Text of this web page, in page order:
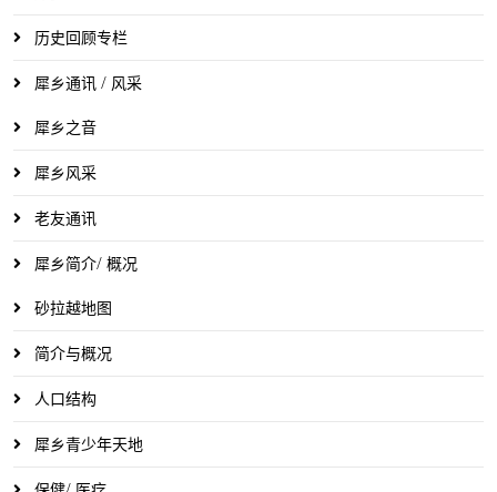
历史回顾专栏
犀乡通讯 / 风采
犀乡之音
犀乡风采
老友通讯
犀乡简介/ 概况
砂拉越地图
简介与概况
人口结构
犀乡青少年天地